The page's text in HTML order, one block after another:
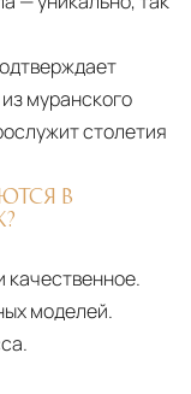
муранского
столетия
В
качественное.
моделей.